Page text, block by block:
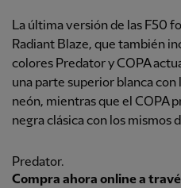
La última versión de las F50
Radiant Blaze, que también
colores Predator y COPA
una parte superior blanca
neón, mientras que el COPA
negra clásica con los mismos
Predator.
Compra ahora online a